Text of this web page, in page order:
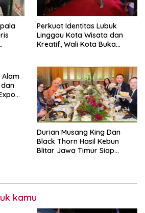
Perkuat Identitas Lubuk
Linggau Kota Wisata dan
Kreatif, Wali Kota Buka
Alam
Durian Musang King Dan
Black Thorn Hasil Kebun
Blitar Jawa Timur Siap
kamu